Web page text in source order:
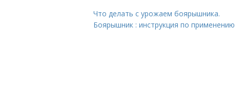
Что делать с урожаем боярышника.
Боярышник : инструкция по применению